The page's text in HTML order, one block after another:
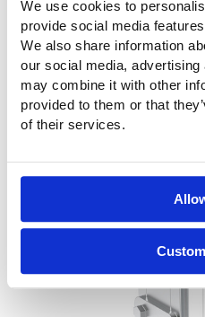
We use cookies to
provide social media
We also share information
our social media,
may combine it with other
provided to them or that
of their services.